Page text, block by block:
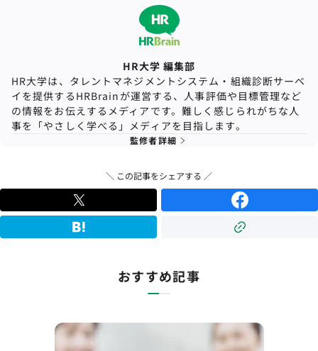
HR大学 編集部
HR大学は、タレントマネジメントシステム・組織診断サーベ
イを提供するHRBrainが運営する、人事評価や目標管理など
の情報をお伝えするメディアです。難しく感じられがちな人
事を「やさしく学べる」メディアを目指します。
監修者詳細
＼ この記事をシェアする ／
おすすめ記事